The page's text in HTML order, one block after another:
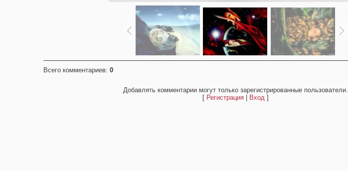
Всего комментариев: 0
Добавлять комментарии могут только зарегистрированные пользователи.
[ Регистрация| Вход]